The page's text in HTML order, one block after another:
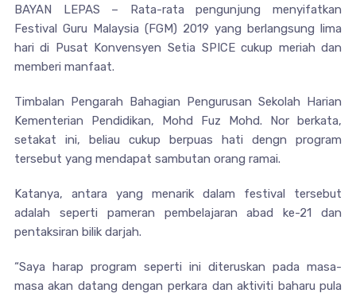
BAYAN LEPAS – Rata-rata pengunjung menyifatkan
Festival Guru Malaysia (FGM) 2019 yang berlangsung lima
hari di Pusat Konvensyen Setia SPICE cukup meriah dan
memberi manfaat.
Timbalan Pengarah Bahagian Pengurusan Sekolah Harian
Kementerian Pendidikan, Mohd Fuz Mohd. Nor berkata,
setakat ini, beliau cukup berpuas hati dengn program
tersebut yang mendapat sambutan orang ramai.
Katanya, antara yang menarik dalam festival tersebut
adalah seperti pameran pembelajaran abad ke-21 dan
pentaksiran bilik darjah.
“Saya harap program seperti ini diteruskan pada masa-
masa akan datang dengan perkara dan aktiviti baharu pula